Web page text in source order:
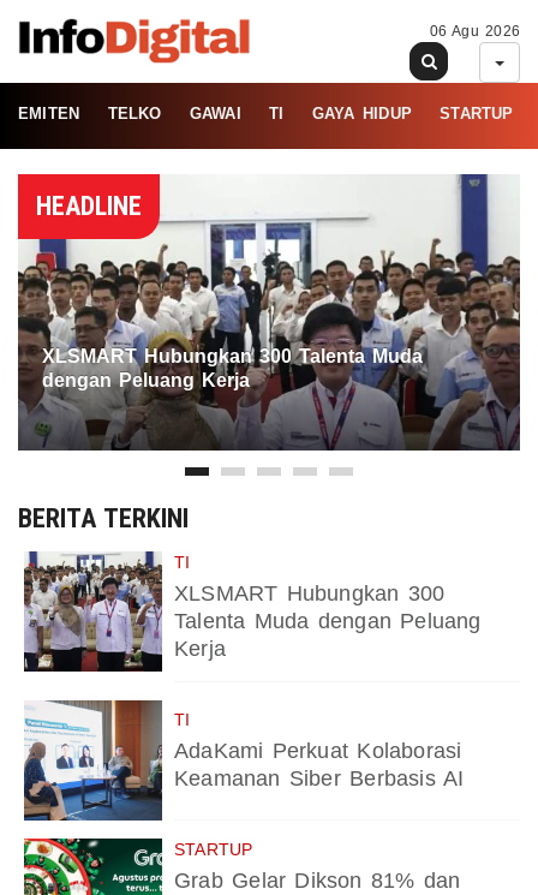
06 Agu 2026
EMITEN TELKO GAWAI TI GAYA HIDUP STARTUP
HEADLINE
XLSMART Hubungkan 300 Talenta Muda
dengan Peluang Kerja
BERITA TERKINI
TI
XLSMART Hubungkan 300
Talenta Muda dengan Peluang
Kerja
TI
AdaKami Perkuat Kolaborasi
Keamanan Siber Berbasis AI
STARTUP
Grab Gelar Dikson 81% dan